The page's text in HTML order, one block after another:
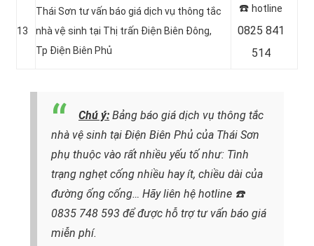
13
Thái Sơn tư vấn báo giá dịch vụ thông tắc
nhà vệ sinh tại Thị trấn Điện Biên Đông,
Tp Điện Biên Phủ
☎️ hotline
0825 841
514
Chú ý: Bảng báo giá dịch vụ thông tắc
nhà vệ sinh tại Điện Biên Phủ của Thái Sơn
phụ thuộc vào rất nhiều yếu tố như: Tình
trạng nghẹt cống nhiều hay ít, chiều dài của
đường ống cống… Hãy liên hệ hotline ☎️
0835 748 593 để được hỗ trợ tư vấn báo giá
miễn phí.